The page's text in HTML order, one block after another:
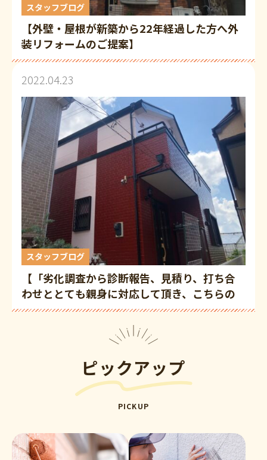
スタッフブログ
【外壁・屋根が新築から22年経過した方へ外
装リフォームのご提案】
2022.04.23
スタッフブログ
【「劣化調査から診断報告、見積り、打ち合
わせととても親身に対応して頂き、こちらの
業者なら任せられる！」市川市福栄のお客様
ピックアップ
PICKUP